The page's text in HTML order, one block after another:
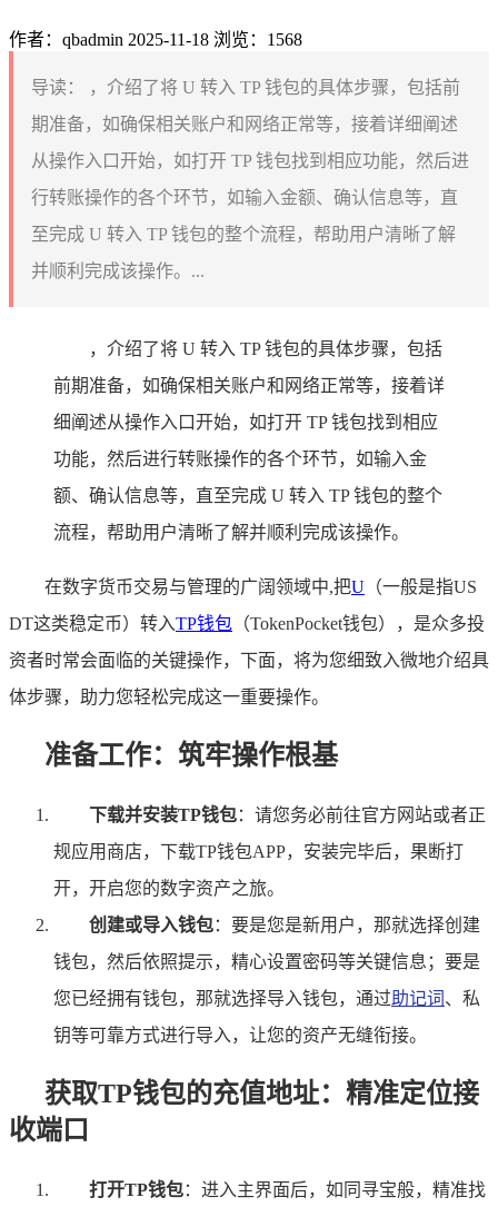
作者：qbadmin 2025-11-18 浏览：1568
导读：
，介绍了将 U 转入 TP 钱包的具体步骤，包括前
期准备，如确保相关账户和网络正常等，接着详细阐述
从操作入口开始，如打开 TP 钱包找到相应功能，然后进
行转账操作的各个环节，如输入金额、确认信息等，直
至完成 U 转入 TP 钱包的整个流程，帮助用户清晰了解
并顺利完成该操作。...
，介绍了将 U 转入 TP 钱包的具体步骤，包括
前期准备，如确保相关账户和网络正常等，接着详
细阐述从操作入口开始，如打开 TP 钱包找到相应
功能，然后进行转账操作的各个环节，如输入金
额、确认信息等，直至完成 U 转入 TP 钱包的整个
流程，帮助用户清晰了解并顺利完成该操作。
在数字货币交易与管理的广阔领域中,把U （一般是指US
DT这类稳定币）转入TP钱包 （TokenPocket钱包），是众多投
资者时常会面临的关键操作，下面，将为您细致入微地介绍具
体步骤，助力您轻松完成这一重要操作。
准备工作：筑牢操作根基
下载并安装TP钱包：请您务必前往官方网站或者正
规应用商店，下载TP钱包APP，安装完毕后，果断打
开，开启您的数字资产之旅。
创建或导入钱包：要是您是新用户，那就选择创建
钱包，然后依照提示，精心设置密码等关键信息；要是
您已经拥有钱包，那就选择导入钱包，通过助记词 、私
钥等可靠方式进行导入，让您的资产无缝衔接。
获取TP钱包的充值地址：精准定位接
收端口
打开TP钱包：进入主界面后，如同寻宝般，精准找